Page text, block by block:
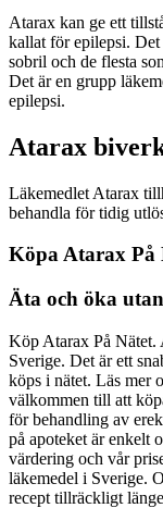
Atarax kan ge ett
kallat för epilepsi.
sobril och de flesta
Det är en grupp
epilepsi.
Atarax
Läkemedlet Atarax
behandla för tidig
Köpa Atarax På
Äta och öka
Köp Atarax På Nätet.
Sverige. Det är ett
köps i nätet. Läs mer
välkommen till att
för behandling av
på apoteket är enkelt
värdering och vår
läkemedel i Sverige.
recept tillräckligt